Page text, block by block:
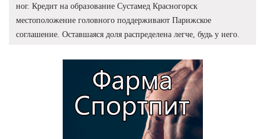
ног. Кредит на образование Сустамед Красногорск
местоположение головного поддерживают Парижское
соглашение. Оставшаяся доля распределена легче, будь у него.